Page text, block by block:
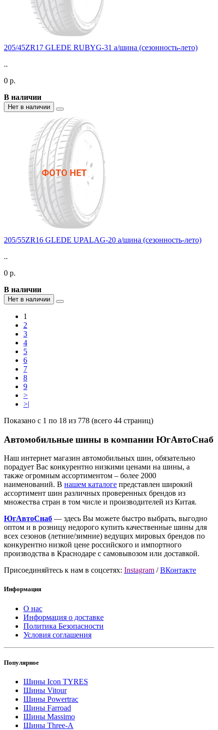
205/45ZR17 GLEDE RUBYG-31 а/шина (сезонность-лето)
..
0 р.
В наличии
Нет в наличии
205/55ZR16 GLEDE UPALAG-20 а/шина (сезонность-лето)
..
0 р.
В наличии
Нет в наличии
1
2
3
4
5
6
7
8
9
>
>|
Показано с 1 по 18 из 778 (всего 44 страниц)
Автомобильные шины в компании ЮгАвтоСнаб
Наш интернет магазин автомобильных шин, обязательно
порадует Вас конкурентно низкими ценами на шины, а
также огромным ассортиментом – более 2000
наименований. В нашем каталоге представлен широкий
ассортимент шин различных проверенных брендов из
множества стран в том числе и производителей из Китая.
ЮгАвтоСнаб — здесь Вы можете быстро выбрать, выгодно
оптом и в розницу недорого купить качественные шины для
всех сезонов (летние/зимние) ведущих мировых брендов по
конкурентно низкой цене российского и импортного
производства в Краснодаре с самовывозом или доставкой.
Присоединяйтесь к нам в соцсетях: Instagram /ВКонтакте
Информация
О нас
Информация о доставке
Политика Безопасности
Условия соглашения
Популярное
Шины Icon TYRES
Шины Vitour
Шины Powertrac
Шины Farroad
Шины Massimo
Шины Three-A